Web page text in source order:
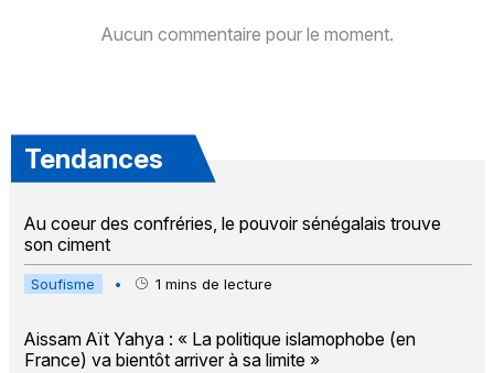
Aucun commentaire pour le moment.
Tendances
Au coeur des confréries, le pouvoir sénégalais trouve
son ciment
Soufisme • 1 mins de lecture
Aissam Aït Yahya : « La politique islamophobe (en
France) va bientôt arriver à sa limite »